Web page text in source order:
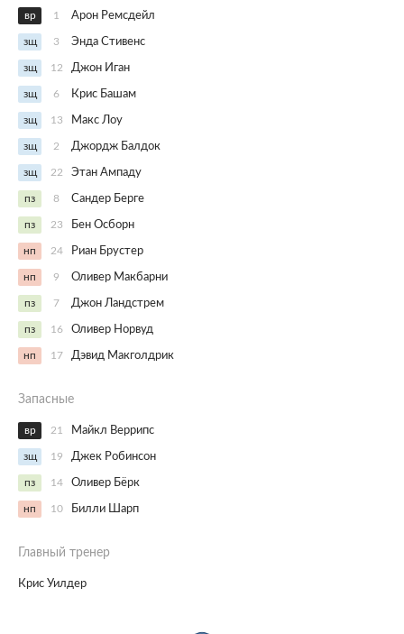
вр 1 Арон Ремсдейл
зщ 3 Энда Стивенс
зщ 12 Джон Иган
зщ 6 Крис Башам
зщ 13 Макс Лоу
зщ 2 Джордж Балдок
зщ 22 Этан Ампаду
пз 8 Сандер Берге
пз 23 Бен Осборн
нп 24 Риан Брустер
нп 9 Оливер Макбарни
пз 7 Джон Ландстрем
пз 16 Оливер Норвуд
нп 17 Дэвид Макголдрик
Запасные
вр 21 Майкл Веррипс
зщ 19 Джек Робинсон
пз 14 Оливер Бёрк
нп 10 Билли Шарп
Главный тренер
Крис Уилдер